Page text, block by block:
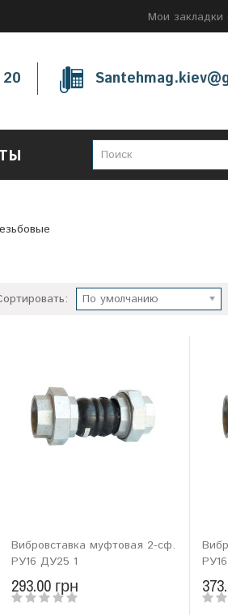
Мои закладки
По умолчанию
Вибровставка муфтовая 2-сф.
РУ16 ДУ25 1
293.00 грн